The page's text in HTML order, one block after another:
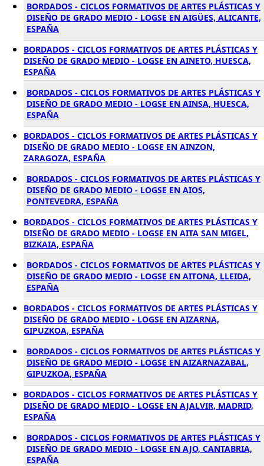
BORDADOS - CICLOS FORMATIVOS DE ARTES PLÁSTICAS Y
DISEÑO DE GRADO MEDIO - LOGSE EN AIGÜES, ALICANTE,
ESPAÑA
BORDADOS - CICLOS FORMATIVOS DE ARTES PLÁSTICAS Y
DISEÑO DE GRADO MEDIO - LOGSE EN AINETO, HUESCA,
ESPAÑA
BORDADOS - CICLOS FORMATIVOS DE ARTES PLÁSTICAS Y
DISEÑO DE GRADO MEDIO - LOGSE EN AINSA, HUESCA,
ESPAÑA
BORDADOS - CICLOS FORMATIVOS DE ARTES PLÁSTICAS Y
DISEÑO DE GRADO MEDIO - LOGSE EN AINZON,
ZARAGOZA, ESPAÑA
BORDADOS - CICLOS FORMATIVOS DE ARTES PLÁSTICAS Y
DISEÑO DE GRADO MEDIO - LOGSE EN AIOS,
PONTEVEDRA, ESPAÑA
BORDADOS - CICLOS FORMATIVOS DE ARTES PLÁSTICAS Y
DISEÑO DE GRADO MEDIO - LOGSE EN AITA SAN MIGEL,
BIZKAIA, ESPAÑA
BORDADOS - CICLOS FORMATIVOS DE ARTES PLÁSTICAS Y
DISEÑO DE GRADO MEDIO - LOGSE EN AITONA, LLEIDA,
ESPAÑA
BORDADOS - CICLOS FORMATIVOS DE ARTES PLÁSTICAS Y
DISEÑO DE GRADO MEDIO - LOGSE EN AIZARNA,
GIPUZKOA, ESPAÑA
BORDADOS - CICLOS FORMATIVOS DE ARTES PLÁSTICAS Y
DISEÑO DE GRADO MEDIO - LOGSE EN AIZARNAZABAL,
GIPUZKOA, ESPAÑA
BORDADOS - CICLOS FORMATIVOS DE ARTES PLÁSTICAS Y
DISEÑO DE GRADO MEDIO - LOGSE EN AJALVIR, MADRID,
ESPAÑA
BORDADOS - CICLOS FORMATIVOS DE ARTES PLÁSTICAS Y
DISEÑO DE GRADO MEDIO - LOGSE EN AJO, CANTABRIA,
ESPAÑA